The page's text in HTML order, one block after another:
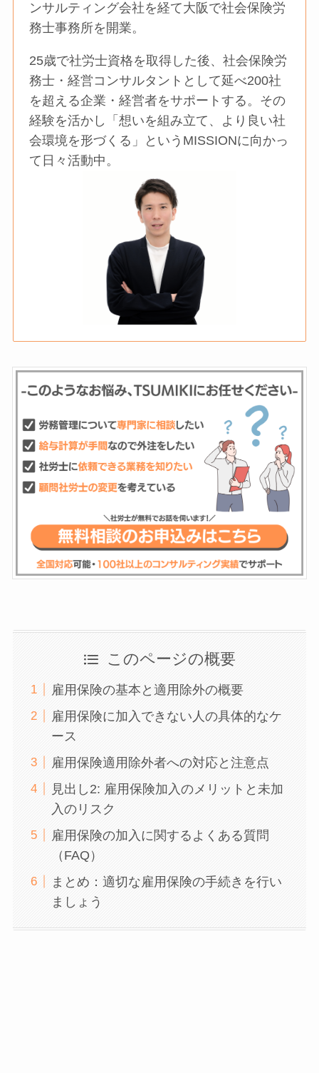
ンサルティング会社を経て大阪で社会保険労
務士事務所を開業。
25歳で社労士資格を取得した後、社会保険労
務士・経営コンサルタントとして延べ200社
を超える企業・経営者をサポートする。その
経験を活かし「想いを組み立て、より良い社
会環境を形づくる」というMISSIONに向かっ
て日々活動中。
このページの概要
雇用保険の基本と適用除外の概要
雇用保険に加入できない人の具体的なケ
ース
雇用保険適用除外者への対応と注意点
見出し2: 雇用保険加入のメリットと未加
入のリスク
雇用保険の加入に関するよくある質問
（FAQ）
まとめ：適切な雇用保険の手続きを行い
ましょう